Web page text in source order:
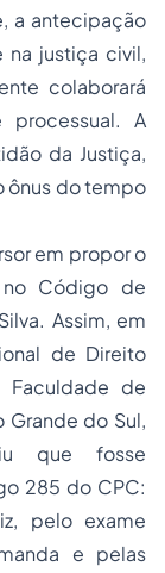
a antecipação
na justiça civil,
colaborará
processual. A
da Justiça,
ônus do tempo
em propor o
Código de
Assim, em
de Direito
Faculdade de
Grande do Sul,
que fosse
285 do CPC:
pelo exame
e pelas